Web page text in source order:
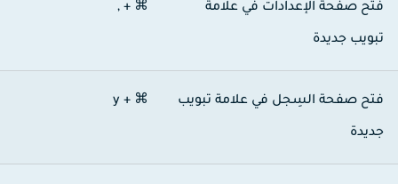
صفحة الإعدادات في علامة
جديدة
⌘ + ,
صفحة السِجل في علامة تبويب ⌘ + y